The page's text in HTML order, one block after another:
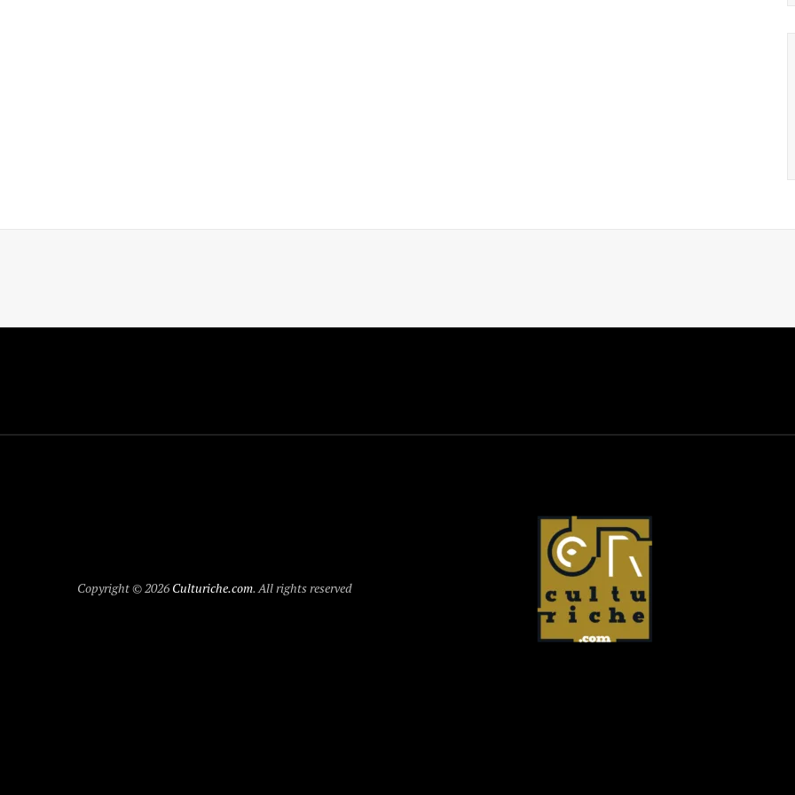
Copyright © 2026 Culturiche.com. All rights reserved